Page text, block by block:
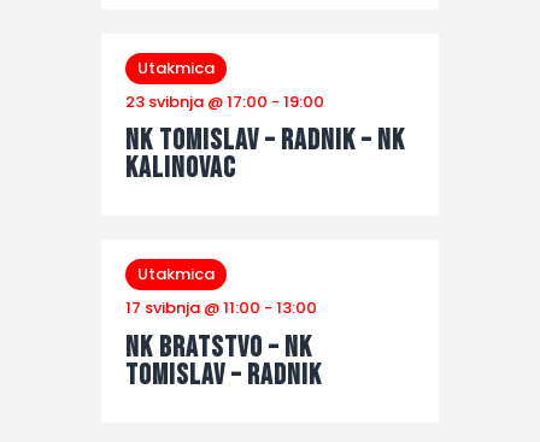
Utakmica
23 svibnja @ 17:00 - 19:00
NK Tomislav – Radnik – NK
Kalinovac
Utakmica
17 svibnja @ 11:00 - 13:00
NK Bratstvo – NK
Tomislav – Radnik